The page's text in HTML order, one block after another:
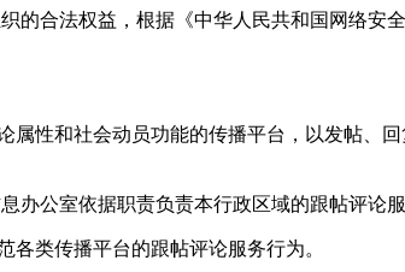
合法权益，根据《中华人民共和国网络安
性和社会动员功能的传播平台，以发帖、
公室依据职责负责本行政区域的跟帖评论
类传播平台的跟帖评论服务行为。